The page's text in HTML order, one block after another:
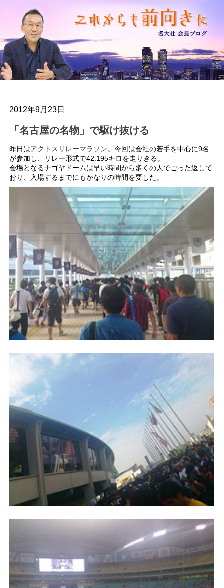
2012年9月23日
「名古屋の名物」で駆け抜ける
昨日はアクトスリレーマラソン。今回は会社の若手を中心に9名
が参加し、リレー形式で42.195キロを走りきる。
会場となるナゴヤドームは早い時間から多くの人でごった返して
おり、入場するまでにもかなりの時間を要した。